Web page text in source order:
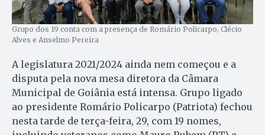
Grupo dos 19 conta com a presença de Romário Policarpo, Clécio
Alves e Anselmo Pereira
A legislatura 2021/2024 ainda nem começou e a
disputa pela nova mesa diretora da Câmara
Municipal de Goiânia está intensa. Grupo ligado
ao presidente Romário Policarpo (Patriota) fechou
nesta tarde de terça-feira, 29, com 19 nomes,